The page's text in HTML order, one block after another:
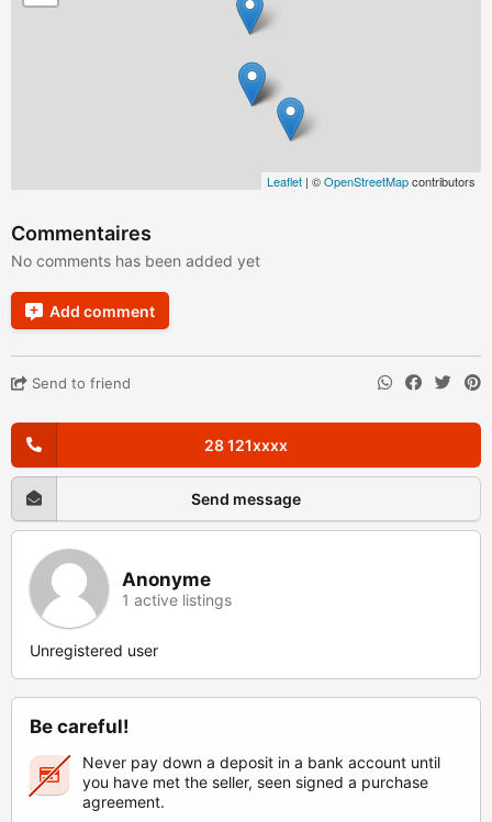
Leaflet | ©OpenStreetMapcontributors
Commentaires
No comments has been added yet
Add comment
Send to friend
28 121xxxx
Send message
Anonyme
1 active listings
Unregistered user
Be careful!
Never pay down a deposit in a bank account until
you have met the seller, seen signed a purchase
agreement.